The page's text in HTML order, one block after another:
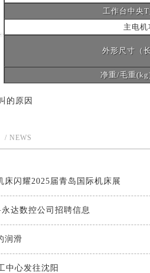
工作台中央
主电
外形尺寸（
净重/毛重
的原因
/ NEWS
床闪耀2025届青岛国际机床展
达数控公司招聘信息
润滑
中心发往沈阳